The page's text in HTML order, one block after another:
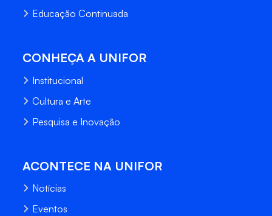
Educação Continuada
CONHEÇA A UNIFOR
Institucional
Cultura e Arte
Pesquisa e Inovação
ACONTECE NA UNIFOR
Notícias
Eventos